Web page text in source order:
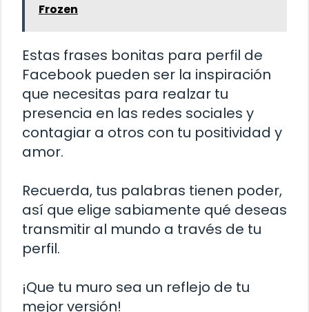
Frozen
Estas frases bonitas para perfil de
Facebook pueden ser la inspiración
que necesitas para realzar tu
presencia en las redes sociales y
contagiar a otros con tu positividad y
amor.
Recuerda, tus palabras tienen poder,
así que elige sabiamente qué deseas
transmitir al mundo a través de tu
perfil.
¡Que tu muro sea un reflejo de tu
mejor versión!